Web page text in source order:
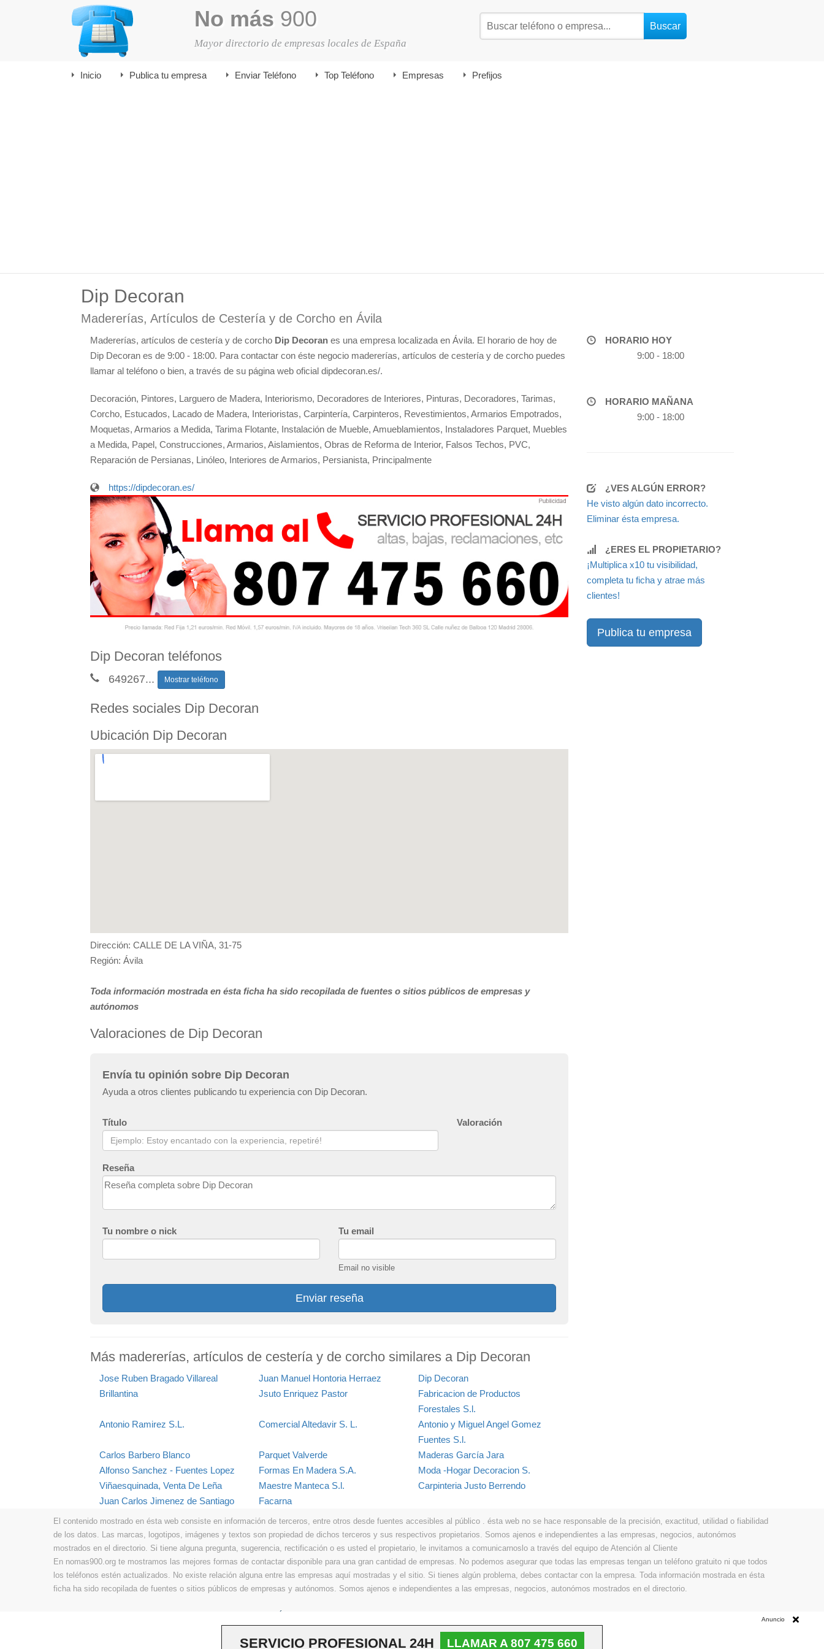
No más 900
Mayor directorio de empresas locales de España
Inicio Publica tu empresa Enviar Teléfono Top Teléfono Empresas Prefijos
Dip Decoran
Madererías, Artículos de Cestería y de Corcho en Ávila
Madererías, artículos de cestería y de corcho Dip Decoran es una empresa localizada en Ávila. El horario de hoy de
Dip Decoran es de 9:00 - 18:00. Para contactar con éste negocio madererías, artículos de cestería y de corcho puedes
llamar al teléfono o bien, a través de su página web oficial dipdecoran.es/.
Decoración, Pintores, Larguero de Madera, Interiorismo, Decoradores de Interiores, Pinturas, Decoradores, Tarimas,
Corcho, Estucados, Lacado de Madera, Interioristas, Carpintería, Carpinteros, Revestimientos, Armarios Empotrados,
Moquetas, Armarios a Medida, Tarima Flotante, Instalación de Mueble, Amueblamientos, Instaladores Parquet, Muebles
a Medida, Papel, Construcciones, Armarios, Aislamientos, Obras de Reforma de Interior, Falsos Techos, PVC,
Reparación de Persianas, Linóleo, Interiores de Armarios, Persianista, Principalmente
https://dipdecoran.es/
Dip Decoran teléfonos
649267... Mostrar teléfono
Redes sociales Dip Decoran
Ubicación Dip Decoran
Dirección: CALLE DE LA VIÑA, 31-75
Región: Ávila
Toda información mostrada en ésta ficha ha sido recopilada de fuentes o sitios públicos de empresas y
autónomos
Valoraciones de Dip Decoran
Envía tu opinión sobre Dip Decoran
Ayuda a otros clientes publicando tu experiencia con Dip Decoran.
Título Valoración
Reseña
Tu nombre o nick Tu email
Email no visible
Enviar reseña
Más madererías, artículos de cestería y de corcho similares a Dip Decoran
Jose Ruben Bragado Villareal Juan Manuel Hontoria Herraez
Dip Decoran
Brillantina
Jsuto Enriquez Pastor
Fabricacion de Productos
Forestales S.l.
Antonio Ramirez S.L.
Comercial Altedavir S. L.
Antonio y Miguel Angel Gomez
Fuentes S.l.
Carlos Barbero Blanco
Parquet Valverde
Maderas García Jara
Alfonso Sanchez - Fuentes Lopez
Formas En Madera S.A.
Moda -Hogar Decoracion S.
Viñaesquinada, Venta De Leña
Maestre Manteca S.l.
Carpinteria Justo Berrendo
Juan Carlos Jimenez de Santiago
Facarna
HORARIO HOY
9:00 - 18:00
HORARIO MAÑANA
9:00 - 18:00
¿VES ALGÚN ERROR?
He visto algún dato incorrecto.
Eliminar ésta empresa.
¿ERES EL PROPIETARIO?
¡Multiplica x10 tu visibilidad,
completa tu ficha y atrae más
clientes!
Publica tu empresa
El contenido mostrado en ésta web consiste en información de terceros, entre otros desde fuentes accesibles al público . ésta web no se hace responsable de la precisión, exactitud, utilidad o fiabilidad
de los datos. Las marcas, logotipos, imágenes y textos son propiedad de dichos terceros y sus respectivos propietarios. Somos ajenos e independientes a las empresas, negocios, autonómos
mostrados en el directorio. Si tiene alguna pregunta, sugerencia, rectificación o es usted el propietario, le invitamos a comunicarnoslo a través del equipo de Atención al Cliente
En nomas900.org te mostramos las mejores formas de contactar disponible para una gran cantidad de empresas. No podemos asegurar que todas las empresas tengan un teléfono gratuito ni que todos
los teléfonos estén actualizados. No existe relación alguna entre las empresas aquí mostradas y el sitio. Si tienes algún problema, debes contactar con la empresa. Toda información mostrada en ésta
ficha ha sido recopilada de fuentes o sitios públicos de empresas y autónomos. Somos ajenos e independientes a las empresas, negocios, autonómos mostrados en el directorio.
Anuncio
SERVICIO PROFESIONAL 24H LLAMAR A 807 475 660